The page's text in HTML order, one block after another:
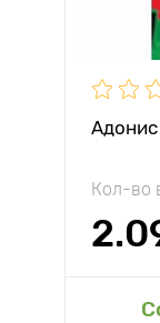
Кол-во